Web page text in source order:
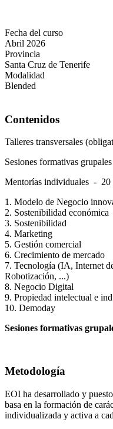
Fecha del curso
Abril 2026
Provincia
Santa Cruz de Tenerife
Modalidad
Blended
Contenidos
Talleres transversales
Sesiones formativas
Mentorías individuales - 20
1. Modelo de Negocio
2. Sostenibilidad económica
3. Sostenibilidad
4. Marketing
5. Gestión comercial
6. Crecimiento de mercado
7. Tecnología (IA, Internet
Robotización, ...)
8. Negocio Digital
9. Propiedad intelectual e
10. Demoday
Sesiones formativas
Metodología
EOI ha desarrollado y
basa en la formación de
individualizada y activa a